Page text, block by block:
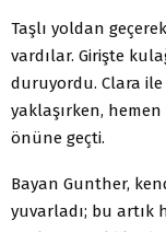
Taşlı yoldan
vardılar. Girişte
duruyordu. Clara
yaklaşırken, hemen
önüne geçti.
Bayan Gunther,
yuvarladı; bu artık